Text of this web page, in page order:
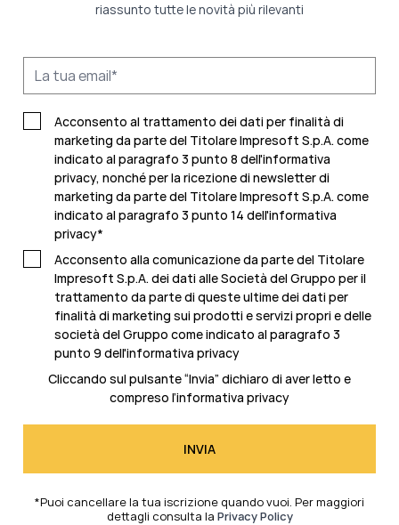
riassunto tutte le novità più rilevanti
Acconsento al trattamento dei dati per finalità di
marketing da parte del Titolare Impresoft S.p.A. come
indicato al paragrafo 3 punto 8 dell'informativa
privacy, nonché per la ricezione di newsletter di
marketing da parte del Titolare Impresoft S.p.A. come
indicato al paragrafo 3 punto 14 dell'informativa
privacy*
Acconsento alla comunicazione da parte del Titolare
Impresoft S.p.A. dei dati alle Società del Gruppo per il
trattamento da parte di queste ultime dei dati per
finalità di marketing sui prodotti e servizi propri e delle
società del Gruppo come indicato al paragrafo 3
punto 9 dell'informativa privacy
Cliccando sul pulsante “Invia” dichiaro di aver letto e
compreso l’informativa privacy
*Puoi cancellare la tua iscrizione quando vuoi. Per maggiori
dettagli consulta la Privacy Policy